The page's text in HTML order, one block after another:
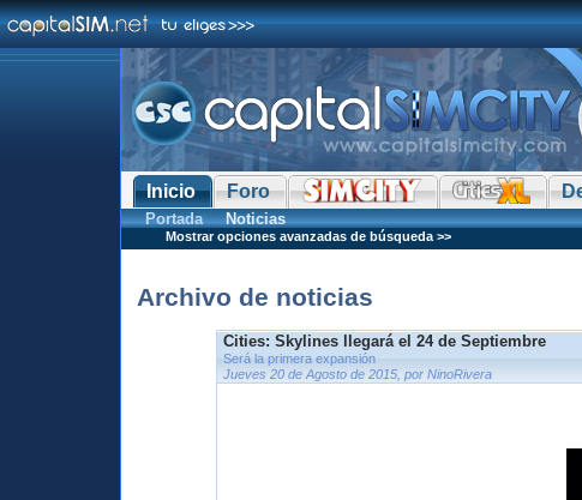
Inicio Foro
Portada Noticias
Mostrar opciones avanzadas de búsqueda >>
Archivo de noticias
Cities: Skylines llegará el 24 de Septiembre
Será la primera expansión
Jueves 20 de Agosto de 2015, por NinoRivera